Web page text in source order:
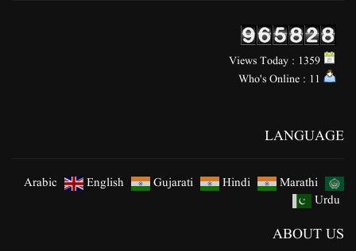
LANGUAGE
Arabic English Gujarati Hindi
Marathi
Urdu
ABOUT US